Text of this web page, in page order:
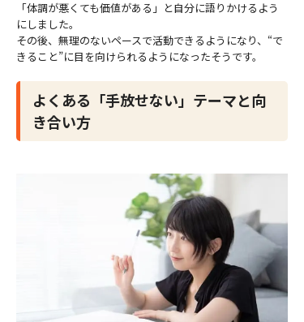
「体調が悪くても価値がある」と自分に語りかけるよう
にしました。
その後、無理のないペースで活動できるようになり、“で
きること”に目を向けられるようになったそうです。
よくある「手放せない」テーマと向
き合い方